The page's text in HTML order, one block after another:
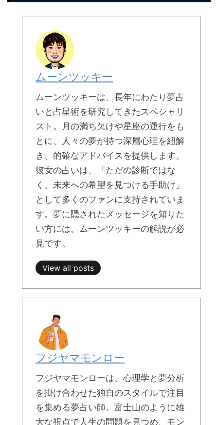
ムーンツッキー
ムーンツッキーは、長年にわたり夢占
いと占星術を研究してきたスペシャリ
スト。月の満ち欠けや星座の運行をも
とに、人々の夢が持つ深層心理を紐解
き、的確なアドバイスを提供します。
彼女の占いは、「ただの診断ではな
く、未来への希望を見つける手助け」
として多くのファンに支持されていま
す。夢に隠されたメッセージを知りた
い方には、ムーンツッキーの解説が必
見です。
View all posts
フジヤマモンロー
フジヤマモンローは、心理学と夢分析
を掛け合わせた独自のスタイルで注目
を集める夢占い師。富士山のように雄
大な視点で人生の問題を見つめ、モン